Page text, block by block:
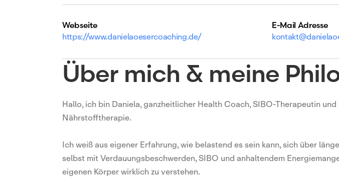
Webseite
https://www.danielaoesercoaching.de/
E-Mail Adresse
Über mich & meine
Hallo, ich bin Daniela, ganzheitlicher Health Coach, SIBO-Therapeutin
Nährstofftherapie.
Ich weiß aus eigener Erfahrung, wie belastend es sein kann, sich über
selbst mit Verdauungsbeschwerden, SIBO und anhaltendem
eigenen Körper wirklich zu verstehen.